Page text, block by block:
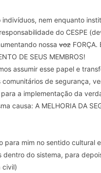
nem enquanto
do CESPE
nossa voz FORÇA.
DE SEUS MEMBROS!
assumir esse papel e
de segurança,
a implementação da
causa: A MELHORIA DA
para mim no sentido cultural
do sistema, para
civil)